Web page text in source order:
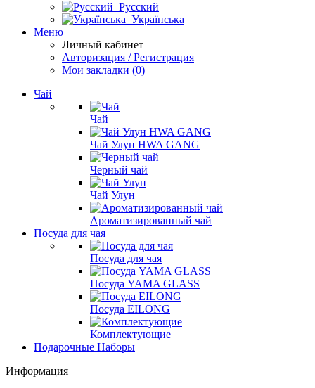
Русский
Українська
Меню
Личный кабинет
Авторизация / Регистрация
Мои закладки (0)
Чай
Чай
Чай Улун HWA GANG
Черный чай
Чай Улун
Ароматизированный чай
Посуда для чая
Посуда для чая
Посуда YAMA GLASS
Посуда EILONG
Комплектующие
Подарочные Наборы
Информация